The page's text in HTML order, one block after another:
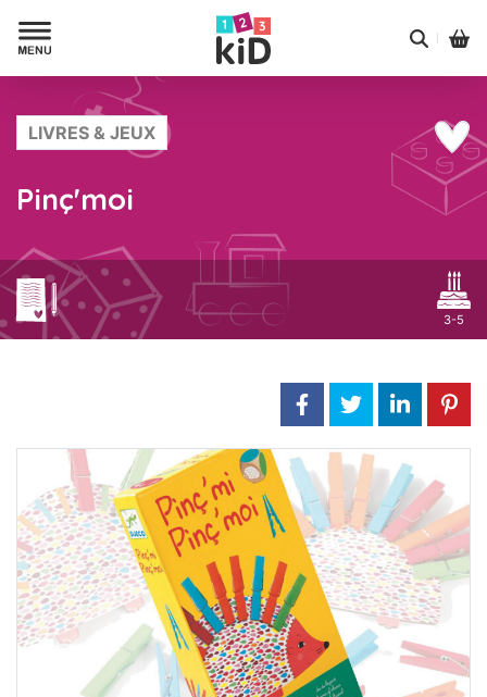
LIVRES & JEUX
Pinç'moi
3-5